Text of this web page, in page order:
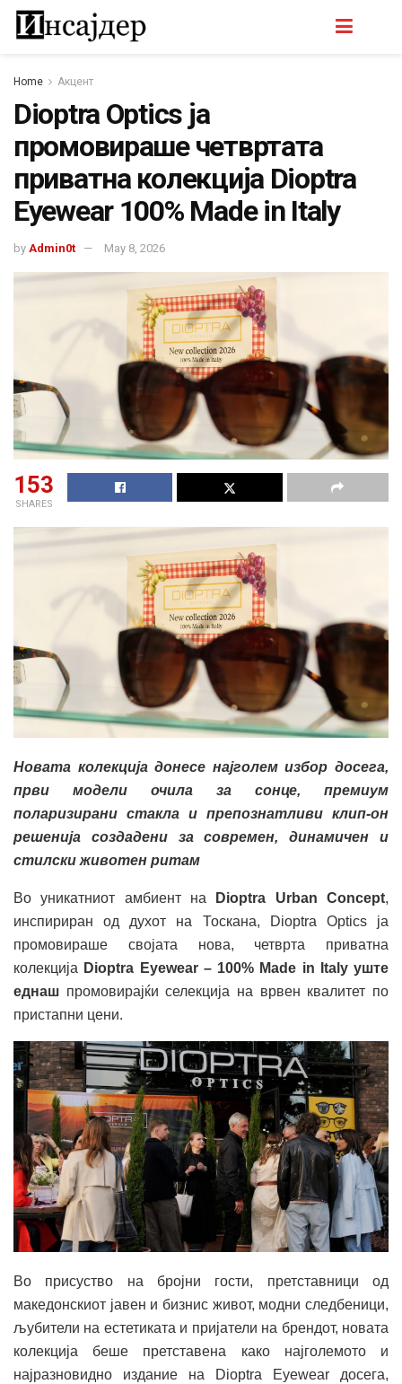
Home Акцент
Dioptra Optics ја
промовираше четвртата
приватна колекција Dioptra
Eyewear 100% Made in Italy
by Admin0t May 8, 2026
153
SHARES
Новата колекција донесе најголем избор досега,
први модели очила за сонце, премиум
поларизирани стакла и препознатливи клип-он
решенија создадени за современ, динамичен и
стилски животен ритам
Во уникатниот амбиент на Dioptra Urban Concept,
инспириран од духот на Тоскана, Dioptra Optics ја
промовираше својата нова, четврта приватна
колекција Dioptra Eyewear – 100% Made in Italyуште
еднаш промовирајќи селекција на врвен квалитет по
пристапни цени.
Во присуство на бројни гости, претставници од
македонскиот јавен и бизнис живот, модни следбеници,
љубители на естетиката и пријатели на брендот, новата
колекција беше претставена како најголемото и
најразновидно издание на Dioptra Eyewear досега,